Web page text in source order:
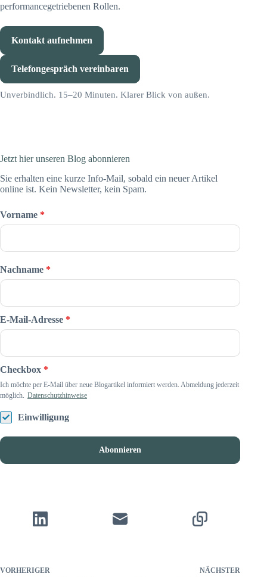
performancegetriebenen Rollen.
Kontakt aufnehmen
Telefongespräch vereinbaren
Unverbindlich. 15–20 Minuten. Klarer Blick von außen.
Jetzt hier unseren Blog abonnieren
Sie erhalten eine kurze Info-Mail, sobald ein neuer Artikel
online ist. Kein Newsletter, kein Spam.
Vorname *
Nachname *
E-Mail-Adresse *
Checkbox *
Ich möchte per E-Mail über neue Blogartikel informiert werden. Abmeldung jederzeit
möglich. Datenschutzhinweise
Einwilligung
Abonnieren
VORHERIGER NÄCHSTER